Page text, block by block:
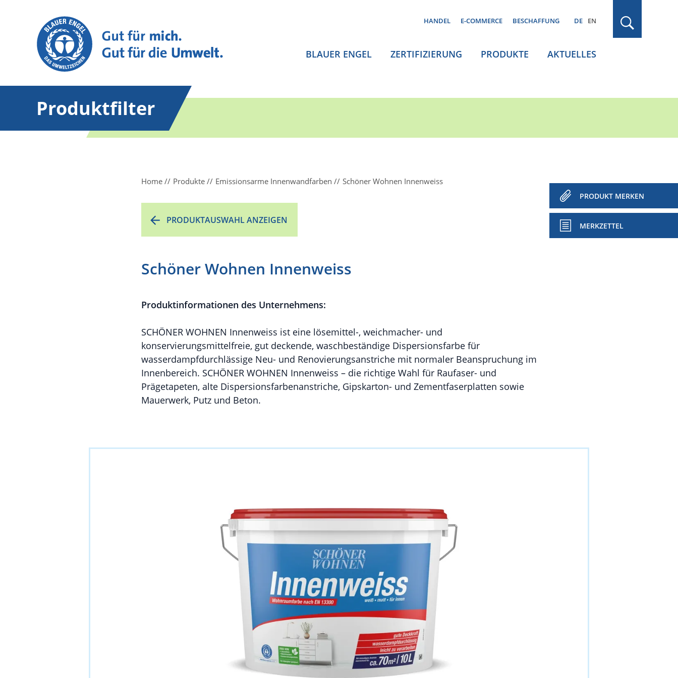
HANDEL E-COMMERCE BESCHAFFUNG DE EN
BLAUER ENGEL ZERTIFIZIERUNG PRODUKTE AKTUELLES
Produktfilter
Home Produkte Emissionsarme Innenwandfarben Schöner Wohnen Innenweiss
PRODUKTAUSWAHL ANZEIGEN
PRODUKT MERKEN
MERKZETTEL
Schöner Wohnen Innenweiss
Produktinformationen des Unternehmens:
SCHÖNER WOHNEN Innenweiss ist eine lösemittel-, weichmacher- und
konservierungsmittelfreie, gut deckende, waschbeständige Dispersionsfarbe für
wasserdampfdurchlässige Neu- und Renovierungsanstriche mit normaler Beanspruchung im
Innenbereich. SCHÖNER WOHNEN Innenweiss – die richtige Wahl für Raufaser- und
Prägetapeten, alte Dispersionsfarbenanstriche, Gipskarton- und Zementfaserplatten sowie
Mauerwerk, Putz und Beton.